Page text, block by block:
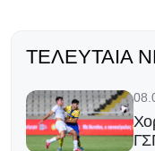
ΤΕΛΕΥΤΑΊΑ